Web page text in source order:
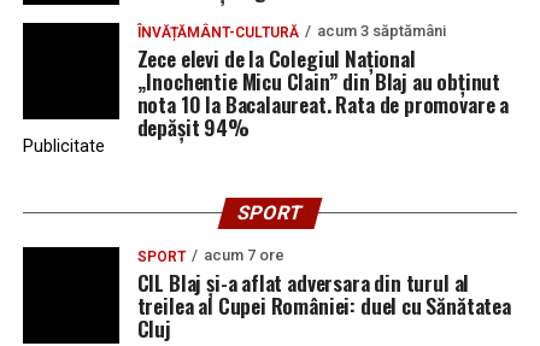
ÎNVĂȚĂMÂNT-CULTURĂ acum 3 săptămâni
Zece elevi de la Colegiul Național
„Inochentie Micu Clain” din Blaj au obținut
nota 10 la Bacalaureat. Rata de promovare a
depășit 94%
Publicitate
SPORT
SPORT acum 7 ore
CIL Blaj și-a aflat adversara din turul al
treilea al Cupei României: duel cu Sănătatea
Cluj